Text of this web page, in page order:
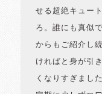
せる超絶キュー
ろ。誰にも真似
からもご紹介し
ければと身が引
くなりすぎまし